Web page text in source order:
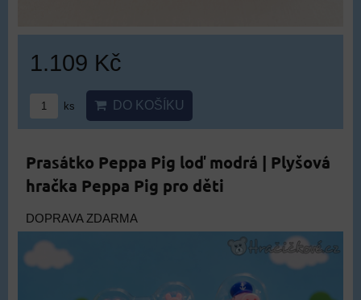
1.109 Kč
ks DO KOŠÍKU
Prasátko Peppa Pig loď modrá | Plyšová
hračka Peppa Pig pro děti
DOPRAVA ZDARMA